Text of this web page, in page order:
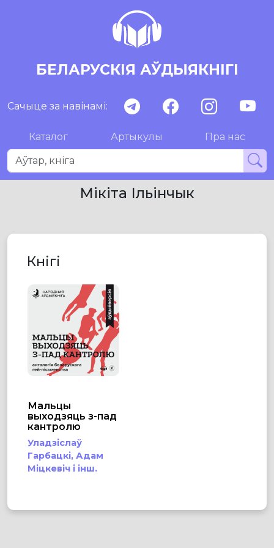
БЕЛАРУСКІЯ АЎДЫЯКНІГІ
Сачыце за навінамі:
Каталог Артыкулы Пра нас
Мікіта Ільінчык
Кнігі
Мальцы
выходзяць з-пад
кантролю
Уладзіслаў
Гарбацкі, Адам
Міцкевіч і інш.